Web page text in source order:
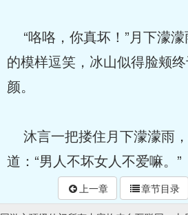
“咯咯，你真坏！”月下濛
的模样逗笑，冰山似得脸颊
颜。
沐言一把搂住月下濛濛雨
道：“男人不坏女人不爱嘛。”
上一章 章节目录